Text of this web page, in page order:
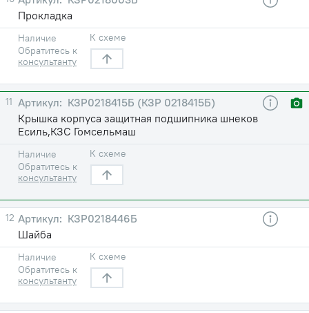
Прокладка
Наличие
Обратитесь к
консультанту
К схеме
11
КЗР0218415Б (КЗР 0218415Б)
Крышка корпуса защитная подшипника шнеков
Есиль,КЗС Гомсельмаш
Наличие
Обратитесь к
консультанту
К схеме
12
КЗР0218446Б
Шайба
Наличие
Обратитесь к
консультанту
К схеме